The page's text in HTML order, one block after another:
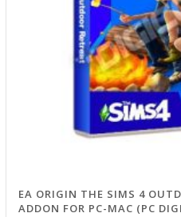
EA ORIGIN THE SIMS 4
ADDON FOR PC-MAC (PC